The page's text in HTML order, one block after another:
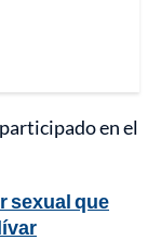
en el
sexual que